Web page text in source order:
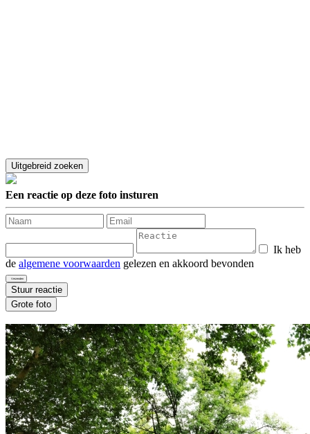
Een reactie op deze foto insturen
Ik heb
de algemene voorwaarden gelezen en akkoord bevonden